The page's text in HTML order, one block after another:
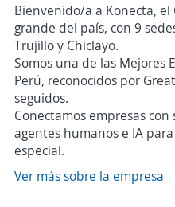
Bienvenido/a a Konecta,
grande del país, con 9
Trujillo y Chiclayo.
Somos una de las Mejores
Perú, reconocidos por
seguidos.
Conectamos empresas
agentes humanos e IA
especial.
Ver más sobre la empresa